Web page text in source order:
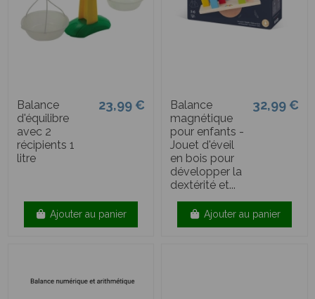
Balance
d'équilibre
avec 2
récipients 1
litre
23,99 €
Ajouter au panier
Balance
magnétique
pour enfants -
Jouet d'éveil
en bois pour
développer la
dextérité et...
32,99 €
Ajouter au panier